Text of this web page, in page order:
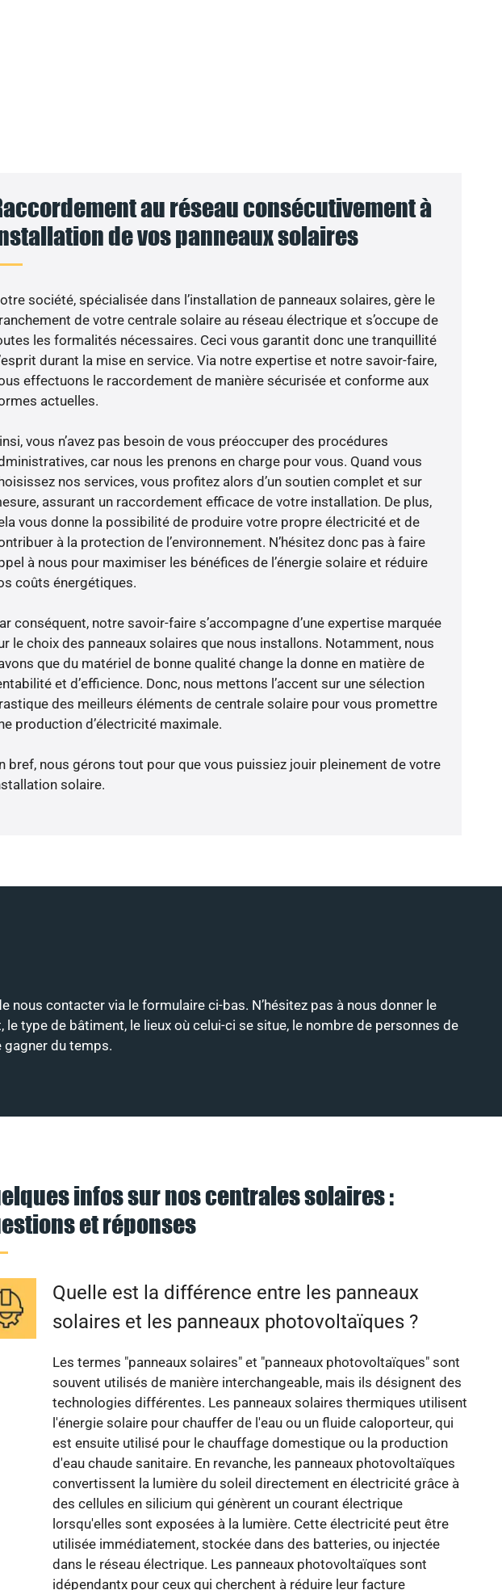
au réseau consécutivement à
de vos panneaux solaires
société, spécialisée dans l’installation de panneaux solaires, gère le
de votre centrale solaire au réseau électrique et s’occupe de
les formalités nécessaires. Ceci vous garantit donc une tranquillité
durant la mise en service. Via notre expertise et notre savoir-faire,
effectuons le raccordement de manière sécurisée et conforme aux
actuelles.
vous n’avez pas besoin de vous préoccuper des procédures
car nous les prenons en charge pour vous. Quand vous
nos services, vous profitez alors d’un soutien complet et sur
assurant un raccordement efficace de votre installation. De plus,
vous donne la possibilité de produire votre propre électricité et de
à la protection de l’environnement. N’hésitez donc pas à faire
à nous pour maximiser les bénéfices de l’énergie solaire et réduire
coûts énergétiques.
conséquent, notre savoir-faire s’accompagne d’une expertise marquée
le choix des panneaux solaires que nous installons. Notamment, nous
que du matériel de bonne qualité change la donne en matière de
et d’efficience. Donc, nous mettons l’accent sur une sélection
des meilleurs éléments de centrale solaire pour vous promettre
production d’électricité maximale.
bref, nous gérons tout pour que vous puissiez jouir pleinement de votre
solaire.
contacter via le formulaire ci-bas. N’hésitez pas à nous donner le
type de bâtiment, le lieux où celui-ci se situe, le nombre de personnes de
gagner du temps.
infos sur nos centrales solaires :
et réponses
Quelle est la différence entre les panneaux
solaires et les panneaux photovoltaïques ?
Les termes "panneaux solaires" et "panneaux photovoltaïques" sont
souvent utilisés de manière interchangeable, mais ils désignent des
technologies différentes. Les panneaux solaires thermiques utilisent
l'énergie solaire pour chauffer de l'eau ou un fluide caloporteur, qui
est ensuite utilisé pour le chauffage domestique ou la production
d'eau chaude sanitaire. En revanche, les panneaux photovoltaïques
convertissent la lumière du soleil directement en électricité grâce à
des cellules en silicium qui génèrent un courant électrique
lorsqu'elles sont exposées à la lumière. Cette électricité peut être
utilisée immédiatement, stockée dans des batteries, ou injectée
dans le réseau électrique. Les panneaux photovoltaïques sont
idépendantx pour ceux qui cherchent à réduire leur facture